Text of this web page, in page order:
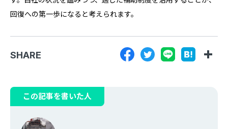
回復への第一歩になると考えられます。
SHARE
この記事を書いた人